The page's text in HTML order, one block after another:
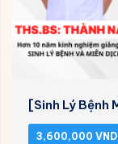
[Sinh Lý Bệnh
3,600,000 VND